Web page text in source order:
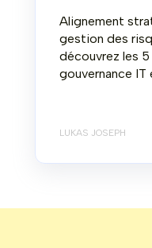
Alignement
gestion des
découvrez les
gouvernance IT
LUKAS JOSEPH